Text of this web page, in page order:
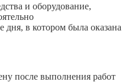
и оборудование,
в котором была оказана
после выполнения работ